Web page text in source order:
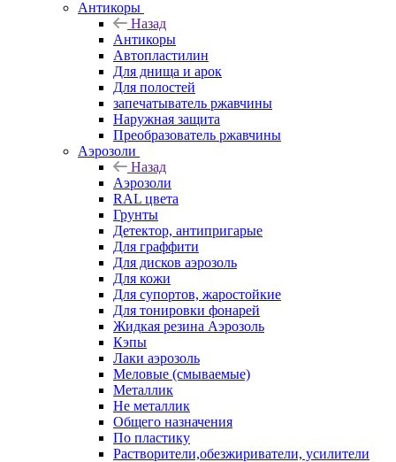
Антикоры
Назад
Антикоры
Автопластилин
Для днища и арок
Для полостей
запечатыватель ржавчины
Наружная защита
Преобразователь ржавчины
Аэрозоли
Назад
Аэрозоли
RAL цвета
Грунты
Детектор, антипригарые
Для граффити
Для дисков аэрозоль
Для кожи
Для супортов, жаростойкие
Для тонировки фонарей
Жидкая резина Аэрозоль
Кэпы
Лаки аэрозоль
Меловые (смываемые)
Металлик
Не металлик
Общего назначения
По пластику
Растворители,обезжириватели, усилители